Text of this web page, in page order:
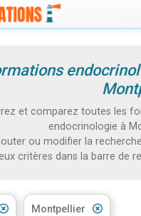
et comparez toutes les
endocrinologie à
ou modifier la
critères dans la barre de
Montpellier